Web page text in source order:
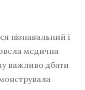
пізнавальний і
медична
важливо дбати